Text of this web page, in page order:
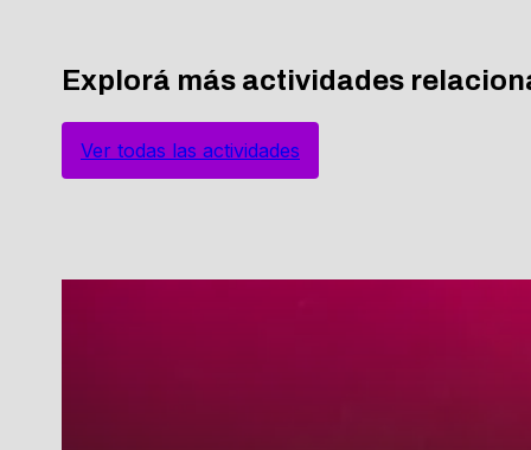
Explorá más actividades
Ver todas las actividades